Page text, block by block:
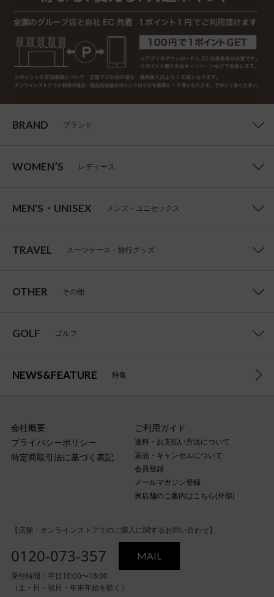
BRAND ブランド
WOMEN’S レディース
MEN'S・UNISEX メンズ・ユニセックス
TRAVEL スーツケース・旅行グッズ
OTHER その他
GOLF ゴルフ
NEWS&FEATURE 特集
会社概要
プライバシーポリシー
特定商取引法に基づく表記
ご利用ガイド
送料・お支払い方法について
返品・キャンセルについて
会員登録
メールマガジン登録
実店舗のご案内はこちら(外部)
【店舗・オンラインストアでのご購入に関するお問い合わせ】
0120-073-357 MAIL
受付時間：平日10:00〜18:00
（土・日・祝日・年末年始を除く）